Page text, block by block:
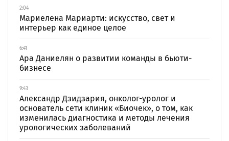
2:04
Мариелена Мариарти: искусство, свет и
интерьер как единое целое
6:41
Ара Даниелян о развитии команды в бьюти-
бизнесе
9:43
Александр Дзидзария, онколог-уролог и
основатель сети клиник «Биочек», о том, как
изменилась диагностика и методы лечения
урологических заболеваний